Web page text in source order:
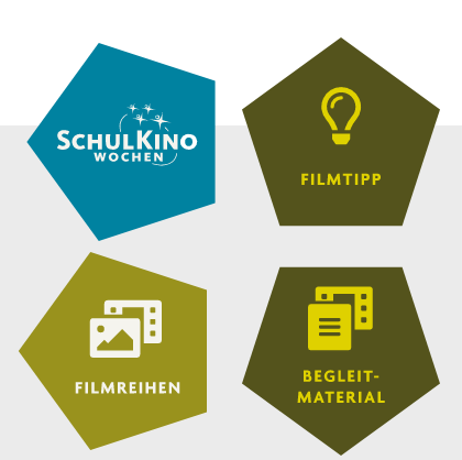
DELEGATION
8.–13. Jahrgangsstufe